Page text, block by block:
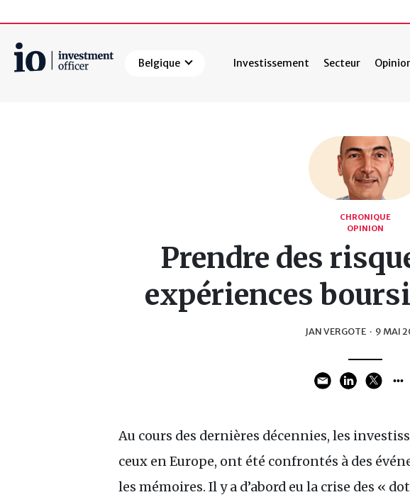
Belgique Investissement Secteur
CHRONIQUE
OPINION
Prendre des
expériences
JAN VERGOTE · 9 MAI
Au cours des dernières décennies, les
ceux en Europe, ont été confrontés à des
les mémoires. Il y a d’abord eu la crise des «